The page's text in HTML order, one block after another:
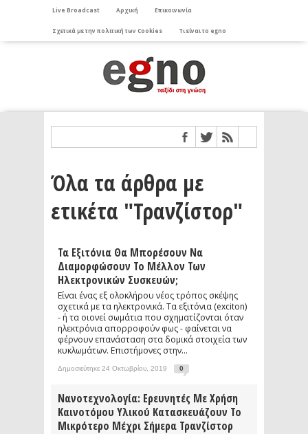
Live Broadcast Αρχική Επικοινωνία
Σχετικά με την πολιτική των Cookies Τι είναι το egno
Όλα τα άρθρα με
ετικέτα "Τρανζίστορ"
Τα Εξιτόνια Θα Μπορέσουν Να
Διαμορφώσουν Το Μέλλον Των
Ηλεκτρονικών Συσκευών;
Είναι ένας εξ ολοκλήρου νέος τρόπος σκέψης
σχετικά με τα ηλεκτρονικά. Τα εξιτόνια (exciton)
- ή τα οιονεί σωμάτια που σχηματίζονται όταν
ηλεκτρόνια απορροφούν φως - φαίνεται να
φέρνουν επανάσταση στα δομικά στοιχεία των
κυκλωμάτων. Επιστήμονες στην...
Δημοσιεύτηκε 24 Οκτωβρίου, 2019 0
Νανοτεχνολογία: Ερευνητές Με Χρήση
Καινοτόμου Υλικού Κατασκευάζουν Το
Μικρότερο Μέχρι Σήμερα Τρανζίστορ